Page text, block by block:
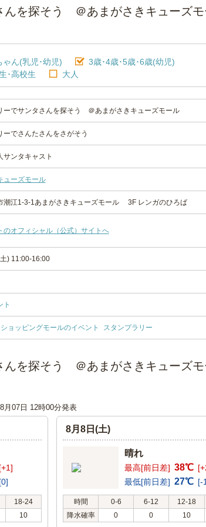
んを探そう ＠あまがさきキューズモ
ゃん(乳児･幼児)
3歳･4歳･5歳･6歳(幼児)
･高校生 大人
ーでサンタさんを探そう ＠あまがさきキューズモール
ーでさんたさんをさがそう
サンタキャスト
ューズモール
潮江1-3-1あまがさきキューズモール 3F レンガのひろば
のオフィシャル（公式）サイトへ
) 11:00-16:00
ト
ショッピングモールのイベント スタンプラリー
んを探そう ＠あまがさきキューズモ
月07日 12時00分発表
[+1]
[0]
18-24
10
8月8日(土)
晴れ
最高[前日差] 38℃
最低[前日差] 27℃ [-
時間 0-6 6-12 12-18
降水確率
0 0 10